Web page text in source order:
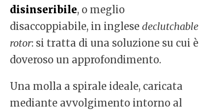
disinseribile, o meglio
disaccoppiabile, in inglese declutchable
rotor: si tratta di una soluzione su cui è
doveroso un approfondimento.
Una molla a spirale ideale, caricata
mediante avvolgimento intorno al